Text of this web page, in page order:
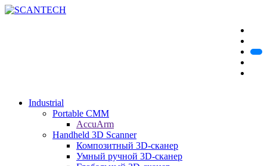
Industrial
Portable CMM
AccuArm
Handheld 3D Scanner
Композитный 3D-сканер
Умный ручной 3D-сканер